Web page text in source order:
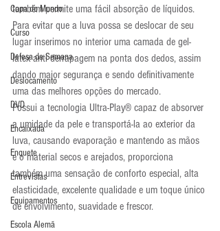
Copa do Mundo
Curso
Defesa da Semana
Deslocamento
DVD
Encaixada
Enquete
Entrevistas
Equipamentos
Escola Alemã
também permite uma fácil absorção de líquidos.
Para evitar que a luva possa se deslocar de seu
lugar inserimos no interior uma camada de gel-
látex anti derrapagem na ponta dos dedos, assim
dando maior segurança e sendo definitivamente
uma das melhores opções do mercado.
Possui a tecnologia Ultra-Play® capaz de absorver
a umidade da pele e transportá-la ao exterior da
luva, causando evaporação e mantendo as mãos
e o material secos e arejados, proporciona
também uma sensação de conforto especial, alta
elasticidade, excelente qualidade e um toque único
de envolvimento, suavidade e frescor.